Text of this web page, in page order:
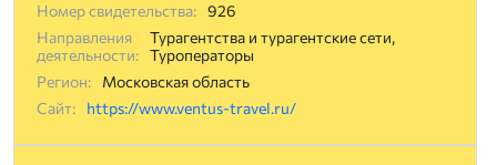
Номер свидетельства: 926
Направления
деятельности:
Турагентства и турагентские сети,
Туроператоры
Регион:
Московская область
Сайт:
https://www.ventus-travel.ru/